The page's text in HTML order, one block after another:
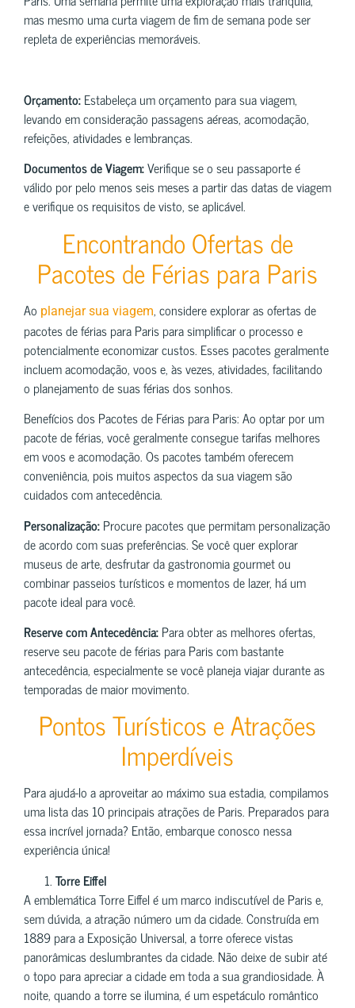
mas mesmo uma curta viagem de fim de semana pode ser
repleta de experiências memoráveis.
Orçamento:Estabeleça um orçamento para sua viagem,
levando em consideração passagens aéreas, acomodação,
refeições, atividades e lembranças.
Documentos de Viagem:Verifique se o seu passaporte é
válido por pelo menos seis meses a partir das datas de viagem
e verifique os requisitos de visto, se aplicável.
Encontrando Ofertas de
Pacotes de Férias para Paris
Ao planejar sua viagem, considere explorar as ofertas de
pacotes de férias para Paris para simplificar o processo e
potencialmente economizar custos. Esses pacotes geralmente
incluem acomodação, voos e, às vezes, atividades, facilitando
o planejamento de suas férias dos sonhos.
Benefícios dos Pacotes de Férias para Paris: Ao optar por um
pacote de férias, você geralmente consegue tarifas melhores
em voos e acomodação. Os pacotes também oferecem
conveniência, pois muitos aspectos da sua viagem são
cuidados com antecedência.
Personalização:Procure pacotes que permitam personalização
de acordo com suas preferências. Se você quer explorar
museus de arte, desfrutar da gastronomia gourmet ou
combinar passeios turísticos e momentos de lazer, há um
pacote ideal para você.
Reserve com Antecedência:Para obter as melhores ofertas,
reserve seu pacote de férias para Paris com bastante
antecedência, especialmente se você planeja viajar durante as
temporadas de maior movimento.
Pontos Turísticos e Atrações
Imperdíveis
Para ajudá-lo a aproveitar ao máximo sua estadia, compilamos
uma lista das 10 principais atrações de Paris. Preparados para
essa incrível jornada? Então, embarque conosco nessa
experiência única!
Torre Eiffel
A emblemática Torre Eiffel é um marco indiscutível de Paris e,
sem dúvida, a atração número um da cidade. Construída em
1889 para a Exposição Universal, a torre oferece vistas
panorâmicas deslumbrantes da cidade. Não deixe de subir até
o topo para apreciar a cidade em toda a sua grandiosidade. À
noite, quando a torre se ilumina, é um espetáculo romântico